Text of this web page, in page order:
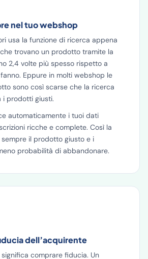
nel tuo webshop
usa la funzione di ricerca appena
trovano un prodotto tramite la
2,4 volte più spesso rispetto a
Eppure in molti webshop le
sono così scarse che la ricerca
i prodotti giusti.
automaticamente i tuoi dati
ricche e complete. Così la
il prodotto giusto e i
probabilità di abbandonare.
dell’acquirente
comprare fiducia. Un